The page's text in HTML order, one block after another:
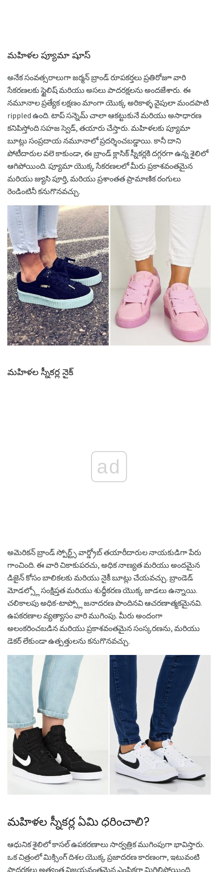
మహిళల ప్యూమా షూస్
అనేక సంవత్సరాలుగా జర్మన్ బ్రాండ్ రూపకర్తలు ప్రతిరోజూ వారి
సేకరణలకు స్టైలిష్ మరియు అసలు పాదరక్షలను అందజేశారు. ఈ
నమూనాల ప్రత్యేక లక్షణం మాంగా యొక్క అరికాళ్ళ వైపులా మందపాటి
rippled ఉంది. టాప్ సన్నెమ్ చాలా ఆకట్టుకునే మరియు అసాధారణ
కనిపిస్తోంది సహజ స్వెడ్, తయారు చేస్తారు. మహిళలకు ప్యూమా
బూట్లు సంప్రదాయ నమూనాలో ప్రదర్శించబడ్డాయి. కానీ దాని
పోటీదారుల వలె కాకుండా, ఈ బ్రాండ్ క్లాసిక్ స్నీకర్లకి దగ్గరగా ఉన్న శైలిలో
ఆగిపోయింది. ప్యూమా యొక్క సేకరణలలో మీరు ప్రకాశవంతమైన
మరియు జ్యుసి పూర్తి, మరియు ప్రశాంతత ప్రామాణిక రంగులు
రెండింటినీ కనుగొనవచ్చు.
మహిళల స్నీకర్ల నైక్
ad
అమెరికన్ బ్రాండ్ స్పోర్ట్స్ వార్డ్రోబ్ తయారీదారుల నాయకుడిగా పేరు
గాంచింది. ఈ వారి చికాకుపరచు, అధిక నాణ్యత మరియు అందమైన
డిజైన్ కోసం బాలికలకు మరియు నైకీ బూట్లు చేయవచ్చు. బ్రాండెడ్
మోడల్స్లో సంక్షిప్తత మరియు శుద్ధీకరణ యొక్క జాడలు ఉన్నాయి.
చలికాలపు అధిక-టాప్స్లో జనాదరణ పొందినవి ఆచరణాత్మకమైనవి.
ఉపకరణాల వ్యత్యాసం వారి ముగింపు. మీరు అందంగా
అలంకరించబడిన మరియు ప్రకాశవంతమైన సంస్కరణను, మరియు
డెకర్ లేకుండా ఉత్పత్తులను కనుగొనవచ్చు.
మహిళల స్నీకర్ల ఏమి ధరించాలి?
ఆధునిక శైలిలో కాసల్ ఉపకరణాలు సార్వత్రిక ముగింపుగా భావిస్తారు.
ఒక చిత్రంలో మిక్సింగ్ దిశల యొక్క ప్రజాదరణ కారణంగా, ఇటువంటి
పాదరక్షలు అత్యంత విజయవంతమైన ఎంపికగా మిగిలిపోయింది